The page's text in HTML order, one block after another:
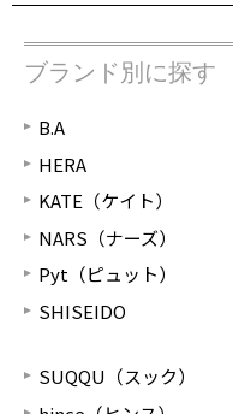
ブランド別に探す
B.A
HERA
KATE（ケイト）
NARS（ナーズ）
Pyt（ピュット）
SHISEIDO
SUQQU（スック）